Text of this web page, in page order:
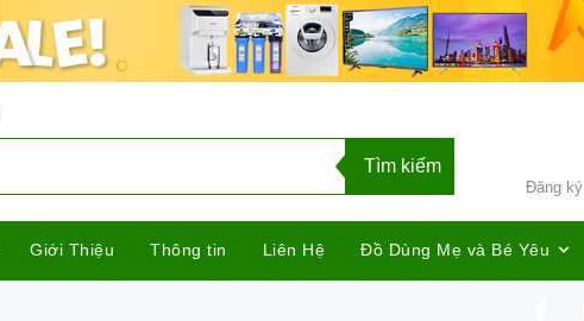
Đăng ký
Tìm kiếm
Giới Thiệu Thông tin Liên Hệ Đồ Dùng Mẹ và Bé Yêu